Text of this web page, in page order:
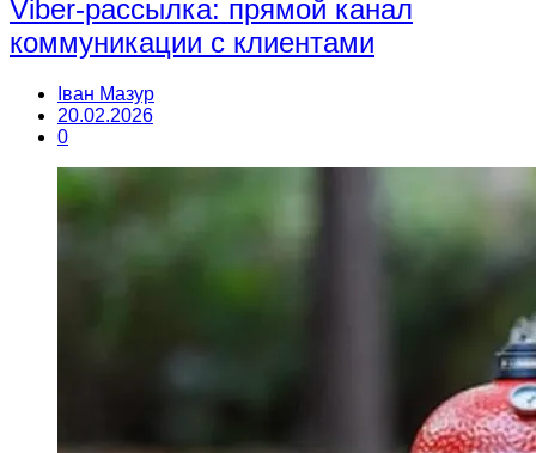
Viber-рассылка: прямой канал
коммуникации с клиентами
Іван Мазур
20.02.2026
0